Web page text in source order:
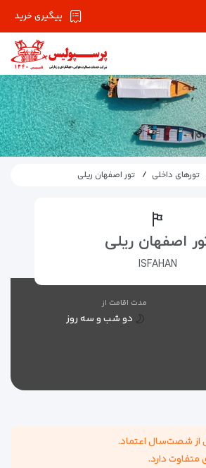
پیگیری خرید
تورهای داخلی تور اصفهان ریلی
اصفهان ریلی
ISFAHAN
مدت اقامت از
دو شب و سه روز
از شصت‌سال اعتماد.
متفاوت دارد.